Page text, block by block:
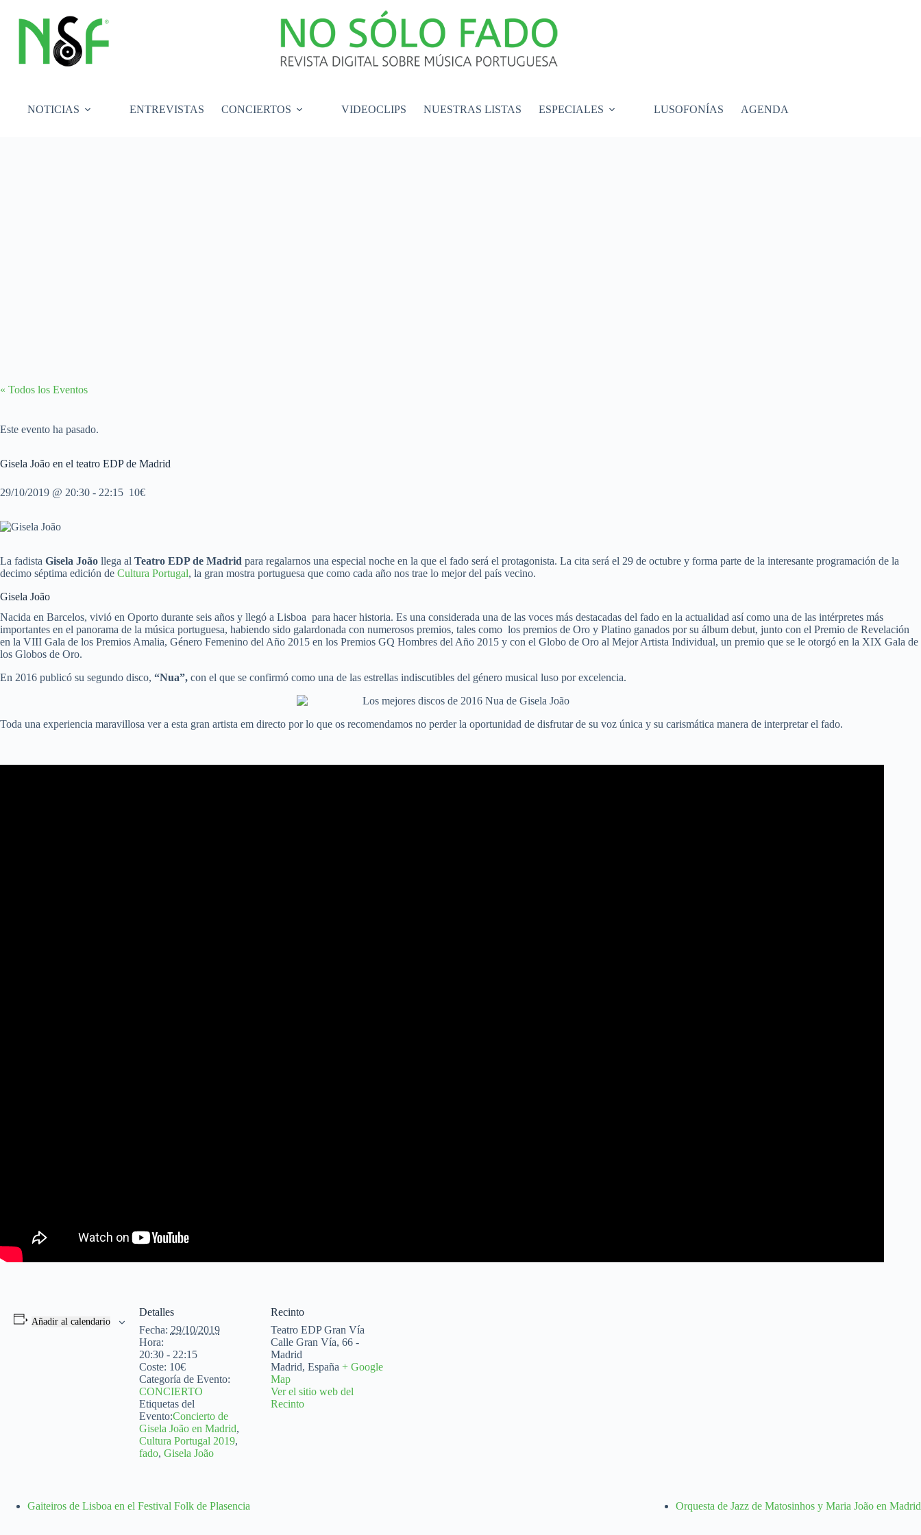
contenido
NOTICIAS ENTREVISTAS CONCIERTOS VIDEOCLIPS NUESTRAS LISTAS ESPECIALES LUSOFONÍAS AGENDA
« Todos los Eventos
Este evento ha pasado.
Gisela João en el teatro EDP de Madrid
29/10/2019 @ 20:30 - 22:15 10€
La fadista Gisela João llega al Teatro EDP de Madrid para regalarnos una especial noche en la que el fado será el protagonista. La cita será el 29 de octubre y forma parte de la interesante programación de la
decimo séptima edición de Cultura Portugal, la gran mostra portuguesa que como cada año nos trae lo mejor del país vecino.
Gisela João
Nacida en Barcelos, vivió en Oporto durante seis años y llegó a Lisboa para hacer historia. Es una considerada una de las voces más destacadas del fado en la actualidad así como una de las intérpretes más
importantes en el panorama de la música portuguesa, habiendo sido galardonada con numerosos premios, tales como los premios de Oro y Platino ganados por su álbum debut, junto con el Premio de Revelación
en la VIII Gala de los Premios Amalia, Género Femenino del Año 2015 en los Premios GQ Hombres del Año 2015 y con el Globo de Oro al Mejor Artista Individual, un premio que se le otorgó en la XIX Gala de
los Globos de Oro.
En 2016 publicó su segundo disco, “Nua”, con el que se confirmó como una de las estrellas indiscutibles del género musical luso por excelencia.
Toda una experiencia maravillosa ver a esta gran artista em directo por lo que os recomendamos no perder la oportunidad de disfrutar de su voz única y su carismática manera de interpretar el fado.
Añadir al calendario
Detalles
Fecha: 29/10/2019
Hora:
20:30 - 22:15
Coste: 10€
Categoría de Evento:
CONCIERTO
Etiquetas del
Evento:Concierto de
Gisela João en Madrid,
Cultura Portugal 2019,
fado, Gisela João
Recinto
Teatro EDP Gran Vía
Calle Gran Vía, 66 -
Madrid
Madrid, España + Google
Map
Ver el sitio web del
Recinto
Gaiteiros de Lisboa en el Festival Folk de Plasencia Orquesta de Jazz de Matosinhos y Maria João en Madrid